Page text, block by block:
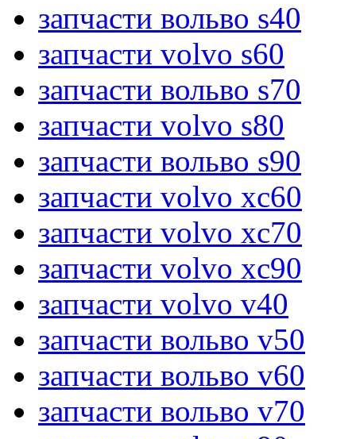
запчасти вольво s40
запчасти volvo s60
запчасти вольво s70
запчасти volvo s80
запчасти вольво s90
запчасти volvo xc60
запчасти volvo xc70
запчасти volvo xc90
запчасти volvo v40
запчасти вольво v50
запчасти вольво v60
запчасти вольво v70